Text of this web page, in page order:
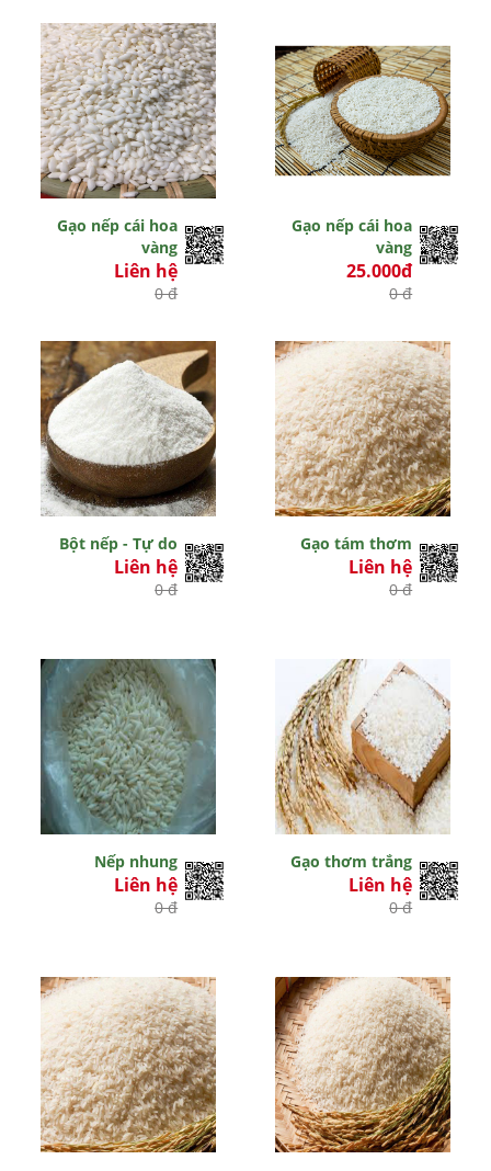
Gạo nếp cái hoa
vàng
Liên hệ
0 đ
Gạo nếp cái hoa
vàng
25.000đ
0 đ
Bột nếp - Tự do
Liên hệ
0 đ
Gạo tám thơm
Liên hệ
0 đ
Nếp nhung
Liên hệ
0 đ
Gạo thơm trắng
Liên hệ
0 đ